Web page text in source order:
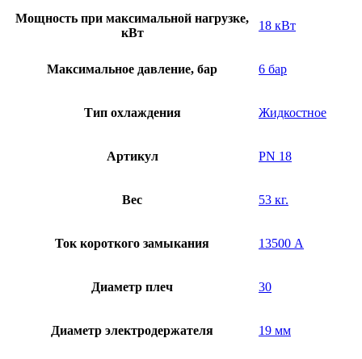
Мощность при максимальной нагрузке,
кВт
18 кВт
Максимальное давление, бар 6 бар
Тип охлаждения Жидкостное
Артикул PN 18
Вес 53 кг.
Ток короткого замыкания 13500 А
Диаметр плеч 30
Диаметр электродержателя 19 мм